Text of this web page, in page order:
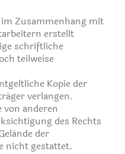
Zusammenhang mit
erstellt
schriftliche
teilweise
Kopie der
verlangen.
anderen
des Rechts
der
nicht gestattet.